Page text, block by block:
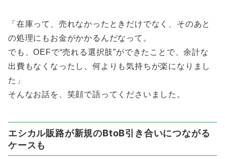
「在庫って、売れなかったときだけでなく、そのあと
の処理にもお金がかかるんだなって。
でも、OEFで“売れる選択肢”ができたことで、余計な
出費もなくなったし、何よりも気持ちが楽になりまし
た」
そんなお話を、笑顔で語ってくださいました。
エシカル販路が新規のBtoB引き合いにつながる
ケースも